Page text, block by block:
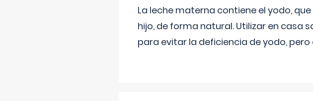
La leche materna contiene el yodo,
hijo, de forma natural. Utilizar en casa
para evitar la deficiencia de yodo,